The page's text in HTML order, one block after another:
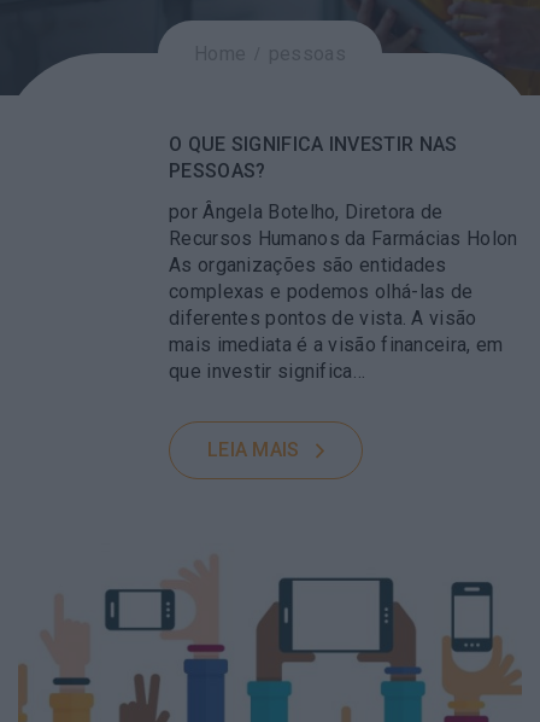
O QUE SIGNIFICA INVESTIR NAS
PESSOAS?
por Ângela Botelho, Diretora de
Recursos Humanos da Farmácias Holon
As organizações são entidades
complexas e podemos olhá-las de
diferentes pontos de vista. A visão
mais imediata é a visão financeira, em
que investir significa…
LEIA MAIS